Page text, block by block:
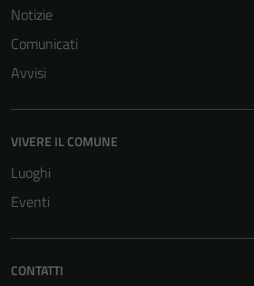
Notizie
Comunicati
Avvisi
VIVERE IL COMUNE
Luoghi
Eventi
CONTATTI